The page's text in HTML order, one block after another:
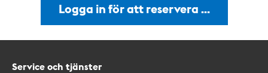
Logga in för att reservera …
Service och tjänster